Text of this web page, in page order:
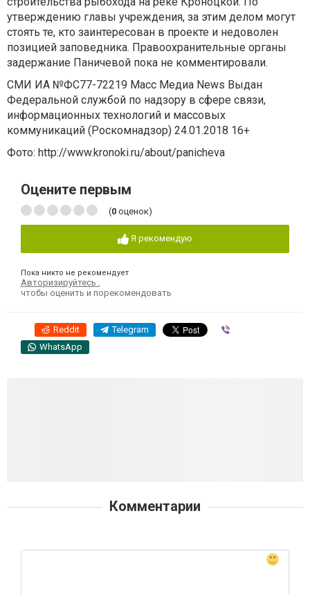
утверждению главы учреждения, за этим делом могут
стоять те, кто заинтересован в проекте и недоволен
позицией заповедника. Правоохранительные органы
задержание Паничевой пока не комментировали.
СМИ ИА №ФС77-72219 Масс Медиа News Выдан
Федеральной службой по надзору в сфере связи,
информационных технологий и массовых
коммуникаций (Роскомнадзор) 24.01.2018 16+
Фото: http://www.kronoki.ru/about/panicheva
Оцените первым
(0 оценок)
Я рекомендую
Пока никто не рекомендует
Авторизируйтесь ,
чтобы оценить и порекомендовать
Reddit Telegram
WhatsApp
Комментарии